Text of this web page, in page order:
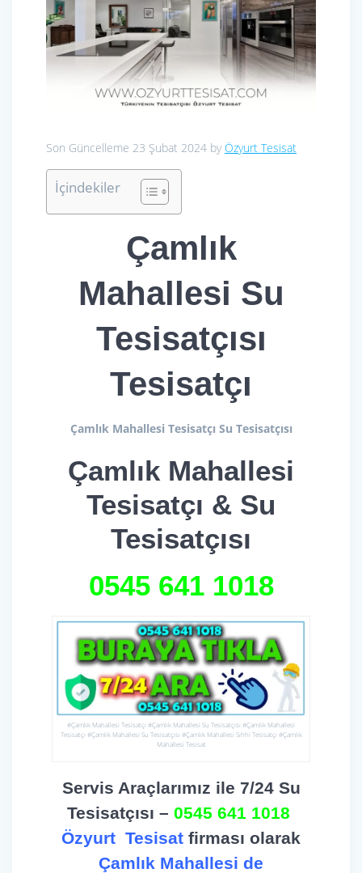
Son Güncelleme 23 Şubat 2024 by Özyurt Tesisat
İçindekiler
Çamlık
Mahallesi Su
Tesisatçısı
Tesisatçı
Çamlık Mahallesi Tesisatçı Su Tesisatçısı
Çamlık Mahallesi
Tesisatçı & Su
Tesisatçısı
0545 641 1018
#Çamlık Mahallesi Tesisatçı #Çamlık Mahallesi Su Tesisatçısı #Çamlık Mahallesi
Tesisatçı #Çamlık Mahallesi Su Tesisatçısı #Çamlık Mahallesi Sıhhi Tesisatçı #Çamlık
Mahallesi Tesisat
Servis Araçlarımız ile 7/24 Su
Tesisatçısı – 0545 641 1018
Özyurt Tesisat firması olarak
Çamlık Mahallesi de